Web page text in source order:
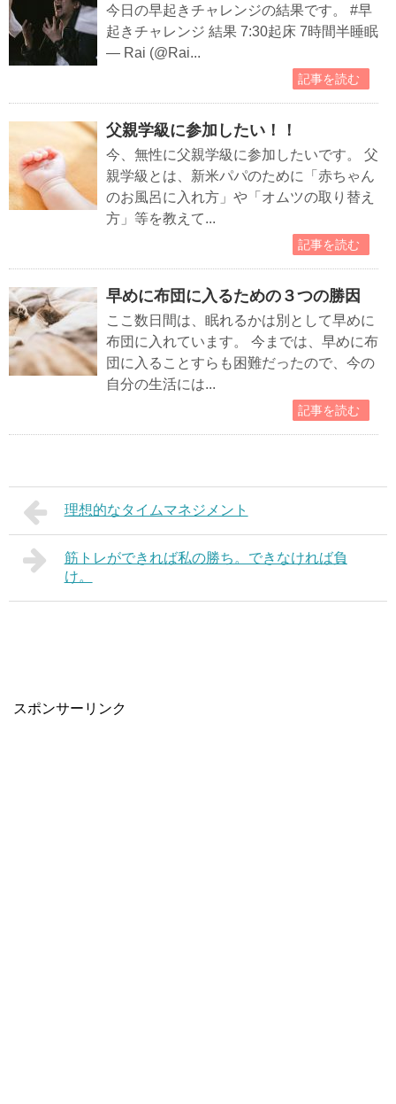
今日の早起きチャレンジの結果です。 #早
起きチャレンジ 結果 7:30起床 7時間半睡眠
— Rai (@Rai...
記事を読む
父親学級に参加したい！！
今、無性に父親学級に参加したいです。 父
親学級とは、新米パパのために「赤ちゃん
のお風呂に入れ方」や「オムツの取り替え
方」等を教えて...
記事を読む
早めに布団に入るための３つの勝因
ここ数日間は、眠れるかは別として早めに
布団に入れています。 今までは、早めに布
団に入ることすらも困難だったので、今の
自分の生活には...
記事を読む
理想的なタイムマネジメント
筋トレができれば私の勝ち。できなければ負
け。
スポンサーリンク